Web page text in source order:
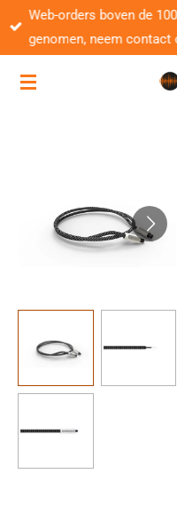
Ga
direct
de
Web-orders boven de
genomen, neem contact